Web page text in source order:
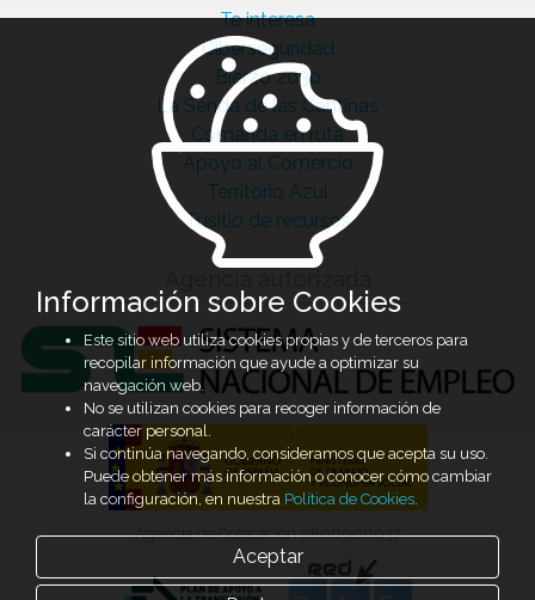
Te interesa
Ciberseguridad
Bierzo 2030
La Senda de las Cantinas
Comanda en ruta
Apoyo al Comercio
Territorio Azul
Tusitio de recursos
Agencia de Colocación 0800000037
Información sobre Cookies
Este sitio web utiliza cookies propias y de terceros para
recopilar información que ayude a optimizar su
navegación web.
No se utilizan cookies para recoger información de
carácter personal.
Si continúa navegando, consideramos que acepta su uso.
Puede obtener más información o conocer cómo cambiar
la configuración, en nuestra Política de Cookies.
Aceptar